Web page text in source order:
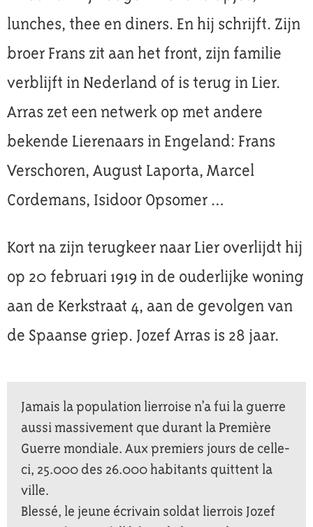
lunches, thee en diners. En hij schrijft. Zijn
broer Frans zit aan het front, zijn familie
verblijft in Nederland of is terug in Lier.
Arras zet een netwerk op met andere
bekende Lierenaars in Engeland: Frans
Verschoren, August Laporta, Marcel
Cordemans, Isidoor Opsomer …
Kort na zijn terugkeer naar Lier overlijdt hij
op 20 februari 1919 in de ouderlijke woning
aan de Kerkstraat 4, aan de gevolgen van
de Spaanse griep. Jozef Arras is 28 jaar.
Jamais la population lierroise n’a fui la guerre
aussi massivement que durant la Première
Guerre mondiale. Aux premiers jours de celle-
ci, 25.000 des 26.000 habitants quittent la
ville.
Blessé, le jeune écrivain soldat lierrois Jozef